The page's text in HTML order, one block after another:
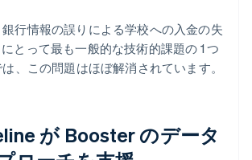
行情報の誤りによる学校への入金の失
とって最も一般的な技術的課題の 1 つ
、この問題はほぼ解消されています。
が Booster のデータ